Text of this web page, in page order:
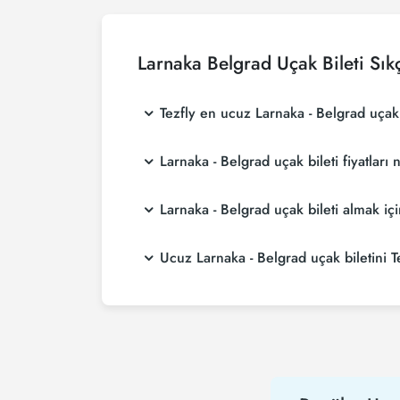
Larnaka Belgrad Uçak Bileti
Tezfly en ucuz Larnaka - Belgrad
aramaktadır. Tezfly sitesinde yapacağın
Larnaka - Belgrad uçak bileti fiyatları
rezervasyon yaparak ve promosyonları
Larnaka - Belgrad uçak bileti almak
alırsanız çok daha ucuza uçarsınız.
Ucuz Larnaka - Belgrad uçak biletini
havayolu hem de Tezfly